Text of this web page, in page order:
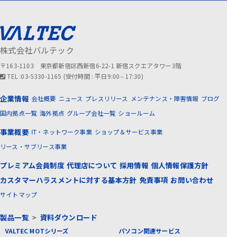
株式会社バルテック
〒163-1103 東京都新宿区西新宿6-22-1 新宿スクエアタワー3階
TEL :03-5330-1165 (受付時間 : 平日9:00∼17:30)
企業情報 会社概要 ニュース プレスリリース メンテナンス・障害情報 ブログ
国内拠点一覧 海外拠点 グループ会社一覧 ショールーム
事業概要 IT・ネットワーク事業 ショップ＆サービス事業
リース・サブリース事業
プレミアム会員制度 代理店について 採用情報 個人情報保護方針
カスタマーハラスメントに対する基本方針 免責事項 お問い合わせ
サイトマップ
製品一覧> 資料ダウンロード
VALTEC MOTシリーズ
パソコン関連サービス